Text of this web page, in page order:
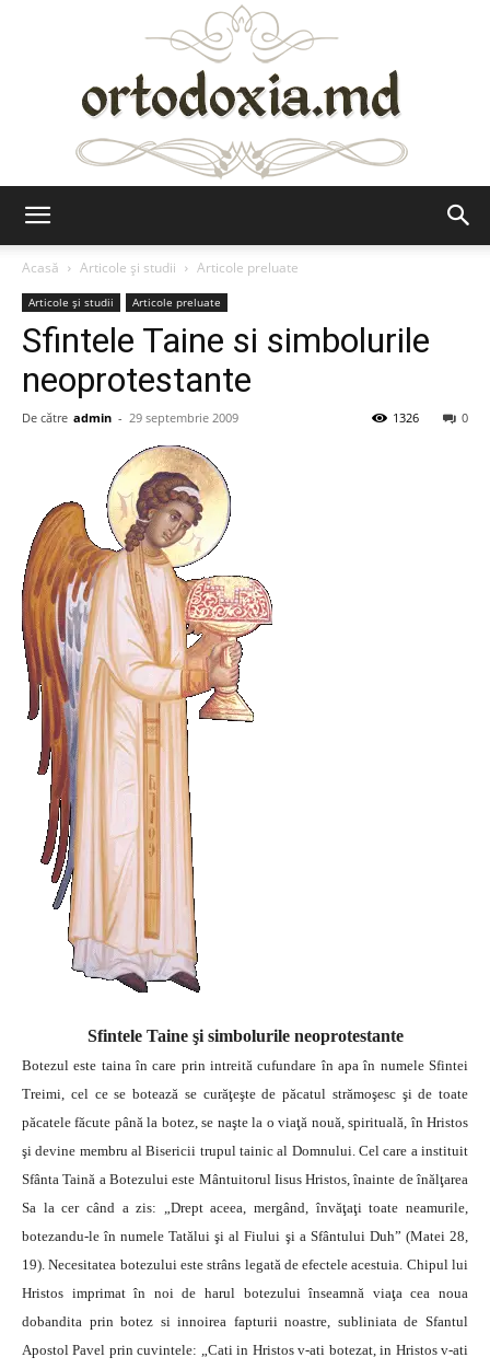
Acasă
Articole şi studii Articole preluate
Articole şi studii Articole preluate
Sfintele Taine si simbolurile
neoprotestante
De către admin - 29 septembrie 2009 0
1326
Sfintele Taine şi simbolurile neoprotestante
Botezul este taina în care prin intreită cufundare în apa în numele Sfintei
Treimi, cel ce se botează se curăţeşte de păcatul strămoşesc şi de toate
păcatele făcute până la botez, se naşte la o viaţă nouă, spirituală, în Hristos
şi devine membru al Bisericii trupul tainic al Domnului. Cel care a instituit
Sfânta Taină a Botezului este Mântuitorul Iisus Hristos, înainte de înălţarea
Sa la cer când a zis: „Drept aceea, mergând, învăţaţi toate neamurile,
botezandu-le în numele Tatălui şi al Fiului şi a Sfântului Duh” (Matei 28,
19). Necesitatea botezului este strâns legată de efectele acestuia. Chipul lui
Hristos imprimat în noi de harul botezului înseamnă viaţa cea noua
dobandita prin botez si innoirea fapturii noastre, subliniata de Sfantul
Apostol Pavel prin cuvintele: „Cati in Hristos v-ati botezat, in Hristos v-ati